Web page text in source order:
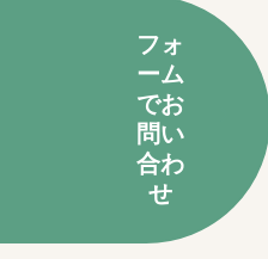
フォ
ーム
でお
問い
合わ
せ